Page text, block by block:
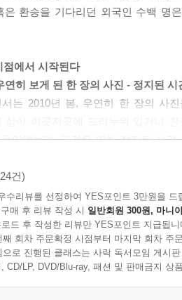
떠나고 돌아오는 곳. 일상을 함축적
외로움과 맞서 싸우고 있다. 이것은
하나를 짊어지고, 혹은 커다란 트렁
다. 여행자. 새로운 것을 찾아나서
나 자신을 찾기 위해서 여행하는 사
은 환승을 기다리던 외국인 수백 명
점에서 시작된다
연히 보게 된 한 장의 사진 - 정지된
서는 2010년 봄, 우연히 한 장의 사
이었는데, 그것은 마치 정지된 시
이 책 「에어포트 피크닉」이다.
인생에 어느 날 갑자기 예기치 못한
의 방에 갇힌 사람들이 인생의 틈에
산 폭발로 유럽행 항공기가 결항되
공항에서 갑작스럽게 맞게 된 여분
건)
수리뷰를 선정하여 YES포인트 3만원을 드
매 후 리뷰 작성 시 일반회원 300원, 마니
드 후 작성한 리뷰만 YES포인트 지급됩니
째 회차 주문확정 시점부터 마지막 회차 주
으로 진행된 클래스는 사락 독서모임 게시
CD/LP, DVD/Blu-ray, 패션 및 판매금지 상